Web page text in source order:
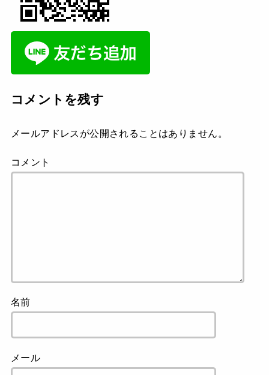
コメントを残す
メールアドレスが公開されることはありません。
コメント
名前
メール